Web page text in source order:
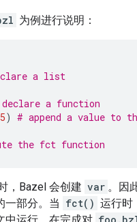
为例进行说明：
a list
a function
5) # append a value to
the fct function
，Bazel 会创建 var 。因
一部分。当 fct() 运行时